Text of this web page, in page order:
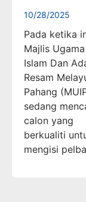
10/28/2025
Pada ketika
Majlis Ugama
Islam Dan
Resam
Pahang
sedang
calon yang
berkualiti
mengisi